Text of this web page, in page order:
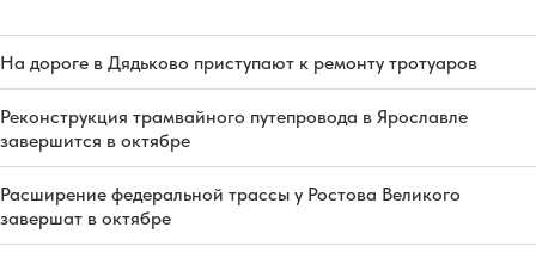
На дороге в Дядьково приступают к ремонту тротуаров
Реконструкция трамвайного путепровода в Ярославле
завершится в октябре
Расширение федеральной трассы у Ростова Великого
завершат в октябре